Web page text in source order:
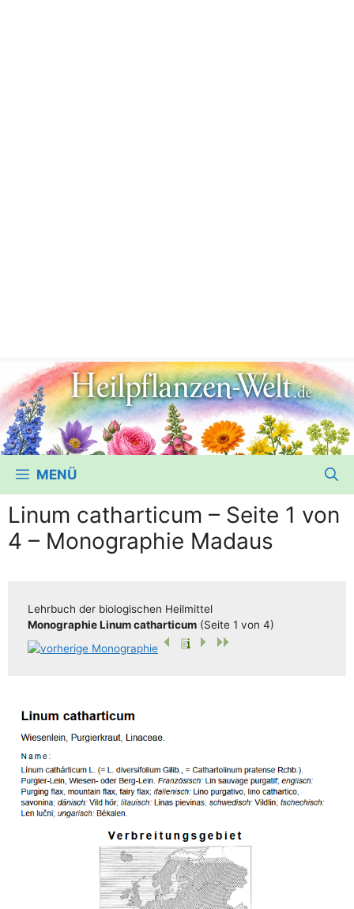
MENÜ
Linum catharticum – Seite 1 von
4 – Monographie Madaus
Lehr­buch der bio­lo­gi­schen Heilmittel
Mono­gra­phie Linum cathar­ti­cum (Sei­te 1 von 4)